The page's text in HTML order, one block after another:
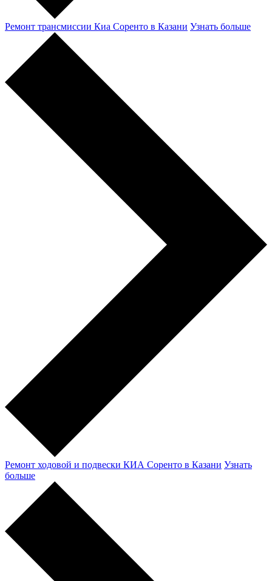
Ремонт трансмиссии Киа Соренто в Казани Узнать больше
Ремонт ходовой и подвески КИА Соренто в Казани Узнать
больше